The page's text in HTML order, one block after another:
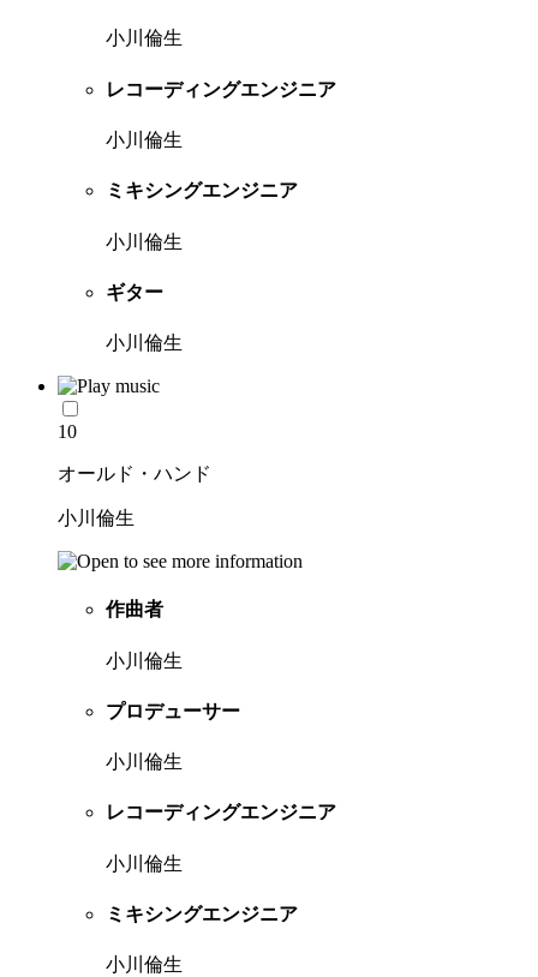
小川倫生
レコーディングエンジニア
小川倫生
ミキシングエンジニア
小川倫生
ギター
小川倫生
10
オールド・ハンド
小川倫生
作曲者
小川倫生
プロデューサー
小川倫生
レコーディングエンジニア
小川倫生
ミキシングエンジニア
小川倫生